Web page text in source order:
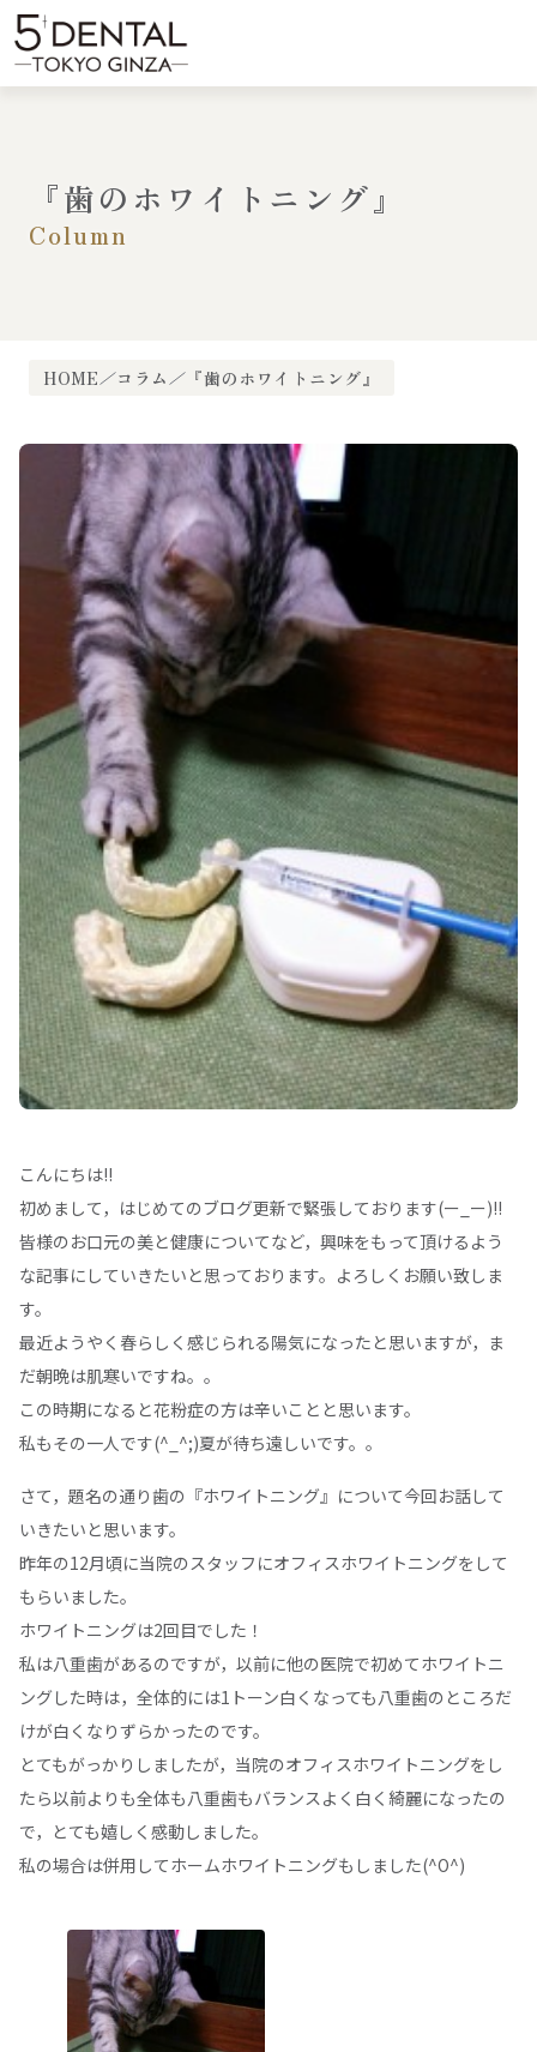
内
容
を
『歯のホワイトニング』
Column
HOME コラム 『歯のホワイトニング』
こんにちは!!
初めまして，はじめてのブログ更新で緊張しております(ー_ー)!!
皆様のお口元の美と健康についてなど，興味をもって頂けるよう
な記事にしていきたいと思っております。よろしくお願い致しま
す。
最近ようやく春らしく感じられる陽気になったと思いますが，ま
だ朝晩は肌寒いですね。。
この時期になると花粉症の方は辛いことと思います。
私もその一人です(^_^;)夏が待ち遠しいです。。
さて，題名の通り歯の『ホワイトニング』について今回お話して
いきたいと思います。
昨年の12月頃に当院のスタッフにオフィスホワイトニングをして
もらいました。
ホワイトニングは2回目でした！
私は八重歯があるのですが，以前に他の医院で初めてホワイトニ
ングした時は，全体的には1トーン白くなっても八重歯のところだ
けが白くなりずらかったのです。
とてもがっかりしましたが，当院のオフィスホワイトニングをし
たら以前よりも全体も八重歯もバランスよく白く綺麗になったの
で，とても嬉しく感動しました。
私の場合は併用してホームホワイトニングもしました(^O^)